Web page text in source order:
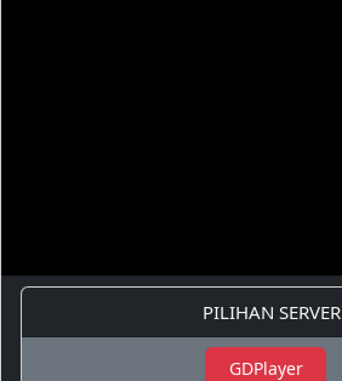
PILIHAN SERVER
GDPlayer